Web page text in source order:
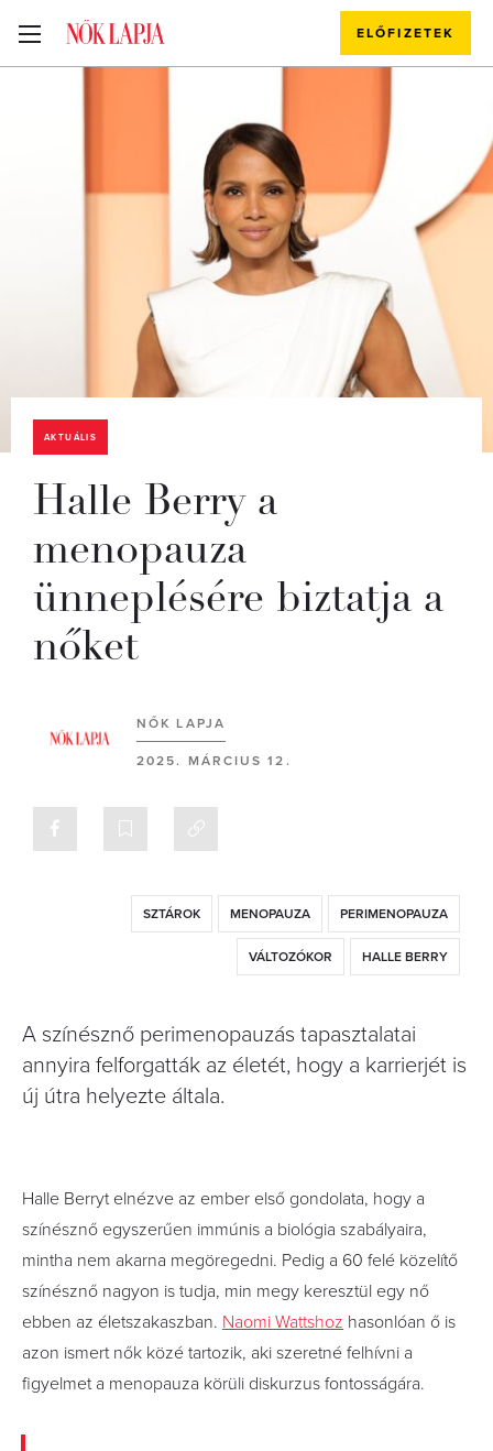
ELŐFIZETEK
AKTUÁLIS
Halle Berry a
menopauza
ünneplésére biztatja a
nőket
NŐK LAPJA
2025. MÁRCIUS 12.
SZTÁROK MENOPAUZA PERIMENOPAUZA
VÁLTOZÓKOR HALLE BERRY
A színésznő perimenopauzás tapasztalatai
annyira felforgatták az életét, hogy a karrierjét is
új útra helyezte általa.
Halle Berryt elnézve az ember első gondolata, hogy a
színésznő egyszerűen immúnis a biológia szabályaira,
mintha nem akarna megöregedni. Pedig a 60 felé közelítő
színésznő nagyon is tudja, min megy keresztül egy nő
ebben az életszakaszban. Naomi Wattshoz hasonlóan ő is
azon ismert nők közé tartozik, aki szeretné felhívni a
figyelmet a menopauza körüli diskurzus fontosságára.